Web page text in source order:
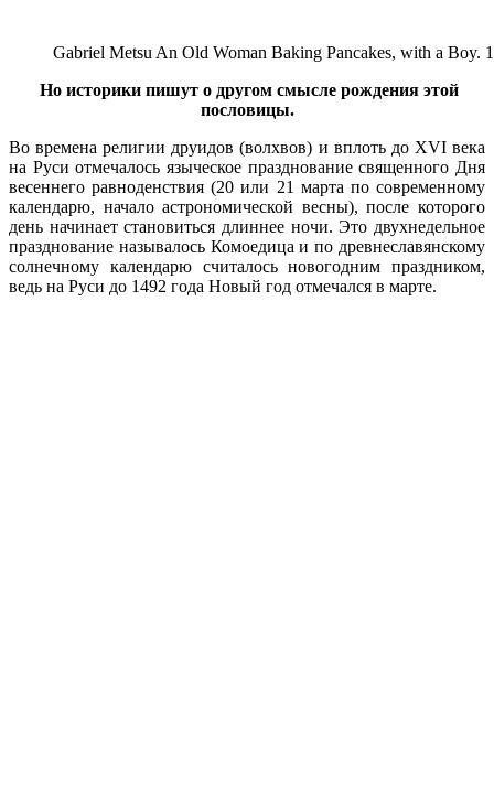
Gabriel Metsu An Old Woman Baking Pancakes, with a Boy.
Но историки пишут о другом смысле рождения этой
пословицы.
Во времена религии друидов (волхвов) и вплоть до XVI века
на Руси отмечалось языческое празднование священного Дня
весеннего равноденствия (20 или 21 марта по современному
календарю, начало астрономической весны), после которого
день начинает становиться длиннее ночи. Это двухнедельное
празднование называлось Комоедица и по древнеславянскому
солнечному календарю считалось новогодним праздником,
ведь на Руси до 1492 года Новый год отмечался в марте.